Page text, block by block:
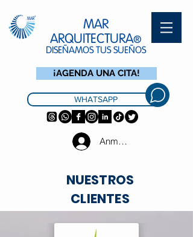
MAR
ARQUITECTURA®
DISEÑAMOS TUS SUEÑOS
¡AGENDA UNA CITA!
WHATSAPP
Anmelden
NUESTROS
CLIENTES